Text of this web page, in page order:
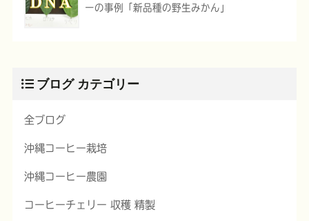
ーの事例「新品種の野生みかん」
ブログ カテゴリー
全ブログ
沖縄コーヒー栽培
沖縄コーヒー農園
コーヒーチェリー 収穫 精製